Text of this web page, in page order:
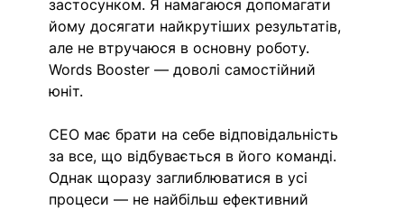
застосунком. Я намагаюся допомагати
йому досягати найкрутіших результатів,
але не втручаюся в основну роботу.
Words Booster — доволі самостійний
юніт.
СЕО має брати на себе відповідальність
за все, що відбувається в його команді.
Однак щоразу заглиблюватися в усі
процеси — не найбільш ефективний